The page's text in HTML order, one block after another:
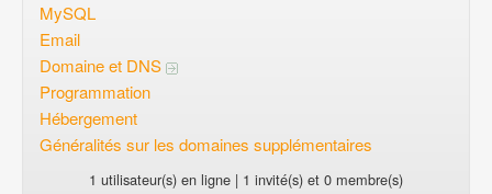
Connexion
MySQL
Email
Domaine et DNS
Programmation
Hébergement
Généralités sur les domaines supplémentaires
1 utilisateur(s) en ligne | 1 invité(s) et 0 membre(s)